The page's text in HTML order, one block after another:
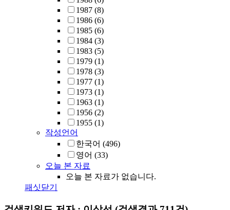
1987 (8)
1986 (6)
1985 (6)
1984 (3)
1983 (5)
1979 (1)
1978 (3)
1977 (1)
1973 (1)
1963 (1)
1956 (2)
1955 (1)
작성언어
한국어 (496)
영어 (33)
오늘 본 자료
오늘 본 자료가 없습니다.
패싯닫기